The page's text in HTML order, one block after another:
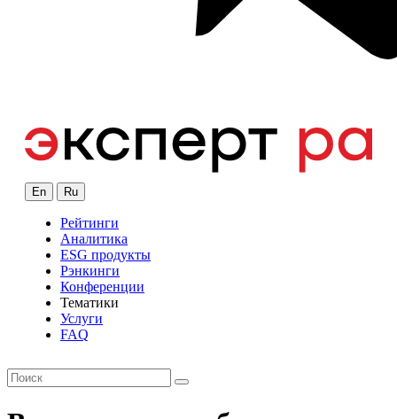
En Ru
Рейтинги
Аналитика
ESG продукты
Рэнкинги
Конференции
Тематики
Услуги
FAQ